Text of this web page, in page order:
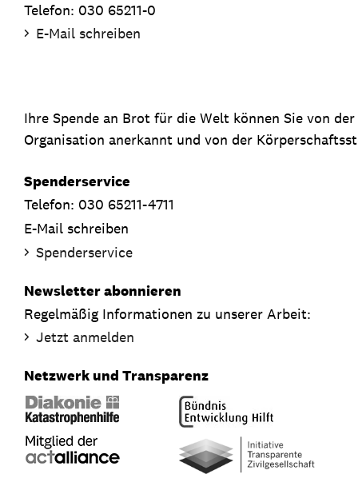
Telefon: 030 65211-0
E-Mail schreiben
Ihre Spende an Brot für die Welt können Sie von
Organisation anerkannt und von der
Spenderservice
Telefon: 030 65211-4711
E-Mail schreiben
Spenderservice
Newsletter abonnieren
Regelmäßig Informationen zu unserer Arbeit:
Jetzt anmelden
Netzwerk und Transparenz